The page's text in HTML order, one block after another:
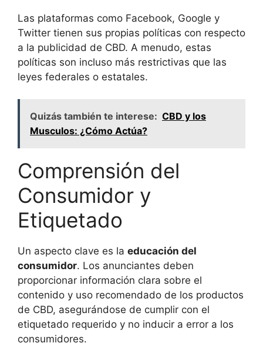
Las plataformas como Facebook, Google y
Twitter tienen sus propias políticas con respecto
a la publicidad de CBD. A menudo, estas
políticas son incluso más restrictivas que las
leyes federales o estatales.
Quizás también te interese: CBD y los
Musculos: ¿Cómo Actúa?
Comprensión del
Consumidor y
Etiquetado
Un aspecto clave es la educación del
consumidor. Los anunciantes deben
proporcionar información clara sobre el
contenido y uso recomendado de los productos
de CBD, asegurándose de cumplir con el
etiquetado requerido y no inducir a error a los
consumidores.